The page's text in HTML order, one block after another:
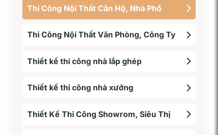
Thi Công Nội Thất Căn Hộ, Nhà Phố
Thi Công Nội Thất Văn Phòng, Công Ty
Thiết kế thi công nhà lắp ghép
Thiết kế thi công nhà xưởng
Thiết Kế Thi Công Showrom, Siêu Thị